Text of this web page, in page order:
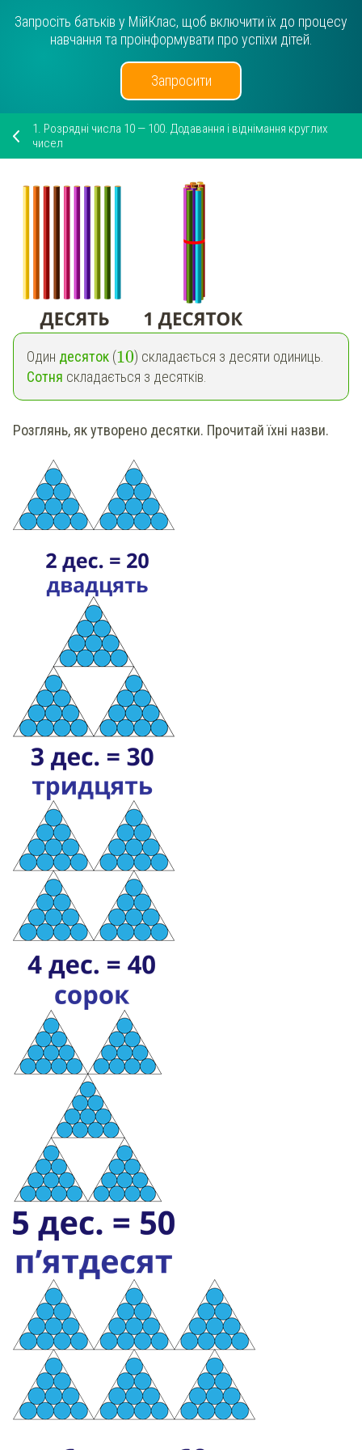
Запросіть батьків у МійКлас, щоб включити їх до процесу
навчання та проінформувати про успіхи дітей.
Запросити
1. Розрядні числа 10 — 100. Додавання і віднімання круглих
чисел
Один десяток (10) складається з десяти одиниць.
Сотня складається з десятків.
Розглянь, як утворено десятки. Прочитай їхні назви.